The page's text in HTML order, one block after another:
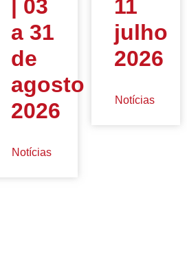
| 03
a 31
de
agosto
2026
Notícias
11
julho
2026
Notícias